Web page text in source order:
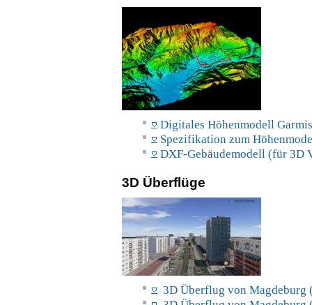
Digitales Höhenmodell
Spezifikation zum
DXF-Gebäudemodell (für 3D
3D Überflüge
3D Überflug von Magdeburg